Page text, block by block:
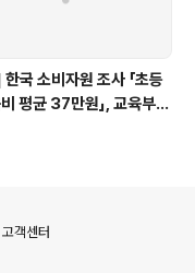
국 소비자원 조사 「초등
평균 37만원」, 교육부
고객센터